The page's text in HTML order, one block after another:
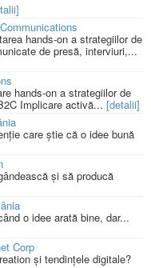
hands-on a strategiilor de
de presă, interviuri,...
hands-on a strategiilor de
Implicare activă... [detalii]
care știe că o idee bună
și să producă
o idee arată bine, dar...
Corp
și tendințele digitale?